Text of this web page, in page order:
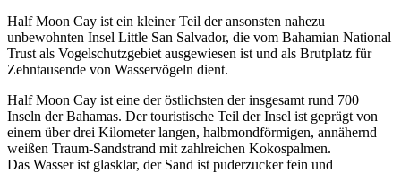
Half Moon Cay ist ein kleiner Teil der ansonsten nahezu
unbewohnten Insel Little San Salvador, die vom Bahamian National
Trust als Vogelschutzgebiet ausgewiesen ist und als Brutplatz für
Zehntausende von Wasservögeln dient.
Half Moon Cay ist eine der östlichsten der insgesamt rund 700
Inseln der Bahamas. Der touristische Teil der Insel ist geprägt von
einem über drei Kilometer langen, halbmondförmigen, annähernd
weißen Traum-Sandstrand mit zahlreichen Kokospalmen.
Das Wasser ist glasklar, der Sand ist puderzucker fein und